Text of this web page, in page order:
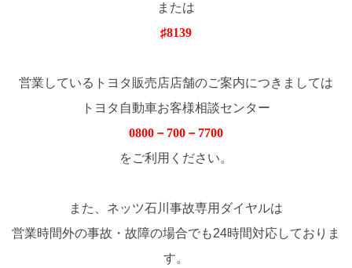
または
♯8139
営業しているトヨタ販売店店舗のご案内につきましては
トヨタ自動車お客様相談センター
0800－700－7700
をご利用ください。
また、ネッツ石川事故専用ダイヤルは
営業時間外の事故・故障の場合でも24時間対応しておりま
す。